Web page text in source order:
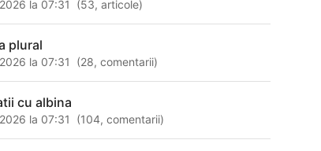
la 07:31 (53,articole)
plural
la 07:31 (28,comentarii)
cu albina
la 07:31 (104,comentarii)